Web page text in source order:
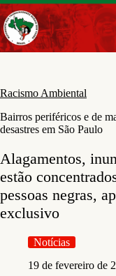
Pular
para
o
conteúdo
Racismo Ambiental
Bairros periféricos e de
desastres em São Paulo
Alagamentos,
estão
pessoas negras,
exclusivo
Notícias
19 de fevereiro de